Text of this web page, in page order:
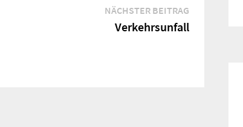
NÄCHSTER BEITRAGNächster
Beitrag:
Verkehrsunfall